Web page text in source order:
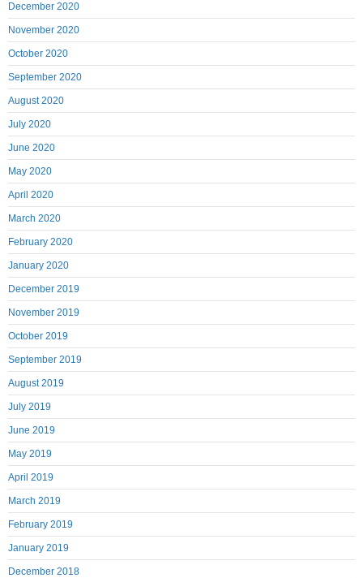
December 2020
November 2020
October 2020
September 2020
August 2020
July 2020
June 2020
May 2020
April 2020
March 2020
February 2020
January 2020
December 2019
November 2019
October 2019
September 2019
August 2019
July 2019
June 2019
May 2019
April 2019
March 2019
February 2019
January 2019
December 2018